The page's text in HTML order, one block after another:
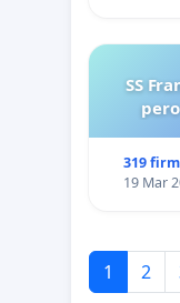
SS
319
19 Mar
1 2